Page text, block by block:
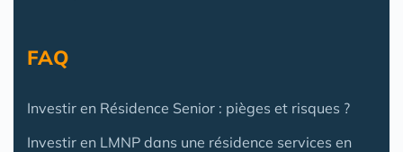
FAQ
Investir en Résidence Senior : pièges et risques ?
Investir en LMNP dans une résidence services en